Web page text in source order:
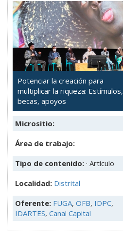
Potenciar la creación para
multiplicar la riqueza: Estímulos,
becas, apoyos
Micrositio:
Área de trabajo:
Tipo de contenido: · Artículo
Localidad: Distrital
Oferente: FUGA, OFB, IDPC,
IDARTES, Canal Capital